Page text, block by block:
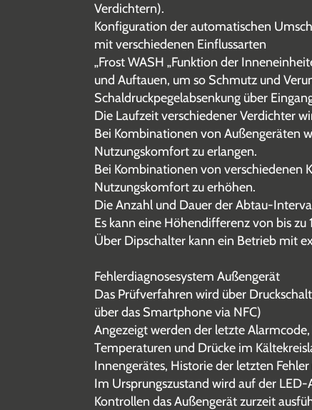
Verdichtern).
Konfiguration der automatischen
mit verschiedenen Einflussarten
„Frost WASH „Funktion der
und Auftauen, um so Schmutz und
Schaldruckpegelabsenkung über
Die Laufzeit verschiedener Verdichter
Bei Kombinationen von Außengeräten
Nutzungskomfort zu erlangen.
Bei Kombinationen von verschiedenen
Nutzungskomfort zu erhöhen.
Die Anzahl und Dauer der Abtau-
Es kann eine Höhendifferenz von bis
Über Dipschalter kann ein Betrieb mit
Fehlerdiagnosesystem Außengerät
Das Prüfverfahren wird über
über das Smartphone via NFC)
Angezeigt werden der letzte
Temperaturen und Drücke im
Innengerätes, Historie der letzten
Im Ursprungszustand wird auf der
Kontrollen das Außengerät zurzeit